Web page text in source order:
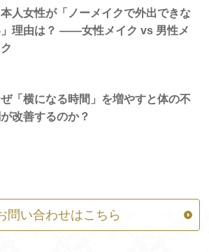
本人女性が「ノーメイクで外出できな
理由は？ —―女性メイク vs 男性メ
「横になる時間」を増やすと体の不
改善するのか？
問い合わせはこちら